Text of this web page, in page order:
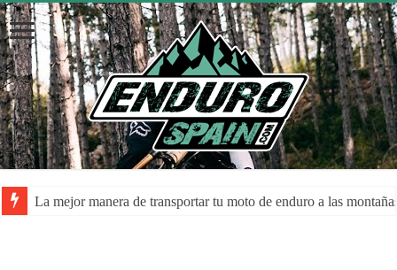
La mejor manera de transportar tu moto de enduro a las